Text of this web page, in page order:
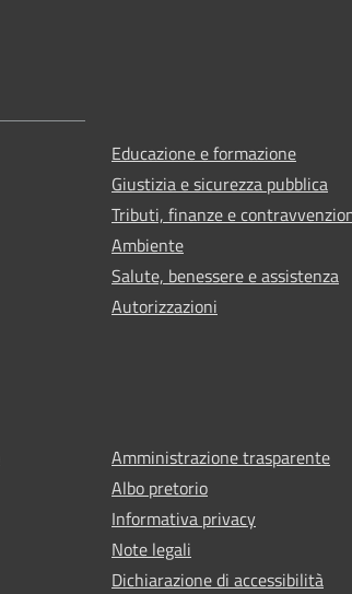
Educazione e formazione
Giustizia e sicurezza pubblica
Tributi, finanze e
Ambiente
Salute, benessere e assistenza
Autorizzazioni
Amministrazione trasparente
Albo pretorio
Informativa privacy
Note legali
Dichiarazione di accessibilità